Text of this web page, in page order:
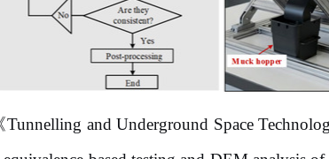
Tunnelling and Underground Space